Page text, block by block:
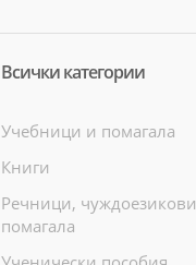
Всички категории
Учебници и помагала
Книги
Речници, чуждоезикови
помагала